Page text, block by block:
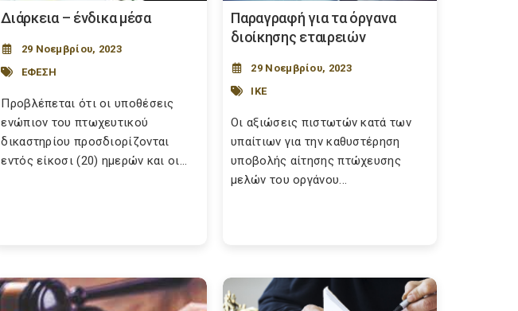
Διάρκεια – ένδικα μέσα
29 Νοεμβρίου, 2023
ΕΦΕΣΗ
Προβλέπεται ότι οι υποθέσεις
ενώπιον του πτωχευτικού
δικαστηρίου προσδιορίζονται
εντός είκοσι (20) ημερών και οι...
Παραγραφή για τα όργανα
διοίκησης εταιρειών
29 Νοεμβρίου, 2023
ΙΚΕ
Οι αξιώσεις πιστωτών κατά των
υπαίτιων για την καθυστέρηση
υποβολής αίτησης πτώχευσης
μελών του οργάνου...